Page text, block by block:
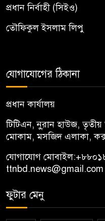
প্রধান নির্বাহী (সিইও)
তৌফিকুল ইসলাম লিপু
যোগাযোগের ঠিকানা
প্রধান কার্যালয়
টিটিএন, নু্রান হাউজ,
মোকাম, মসজিদ এলাকা,
যোগাযোগ মোবাইল:
ttnbd.news@gmail.com
ফুটার মেনু